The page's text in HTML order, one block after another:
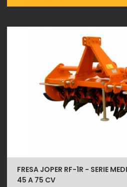
FRESA JOPER RF-1R - SERIE
45 A 75 CV